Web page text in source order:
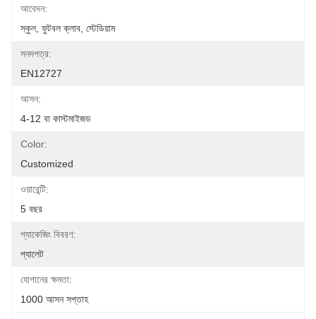
আবেদন:
স্কুল, ফুটবল ক্লাব, স্টেডিয়াম
সনদপত্র:
EN12727
আসন:
4-12 বা কাস্টমাইজড
Color:
Customized
ওয়ারেন্টি:
5 বছর
প্যাকেজিং বিবরণ:
প্যালেট
যোগানের ক্ষমতা:
1000 আসন সপ্তাহ